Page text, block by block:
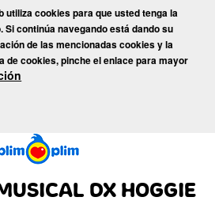
utiliza cookies para que usted tenga la
continúa navegando está dando su
de las mencionadas cookies y la
de cookies, pinche el enlace para mayor
» PELUCHE MUSICAL DX HOGGIE
DX HOGGIE